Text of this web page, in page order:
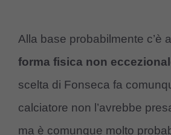
Alla base probabilmente c’è
forma fisica non
scelta di Fonseca fa
calciatore non l’avrebbe
ma è comunque molto